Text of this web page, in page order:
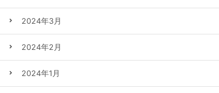
2024年3月
2024年2月
2024年1月